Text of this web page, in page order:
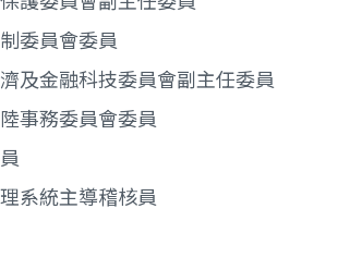
委員會委員
及金融科技委員會副主任委員
事務委員會委員
系統主導稽核員